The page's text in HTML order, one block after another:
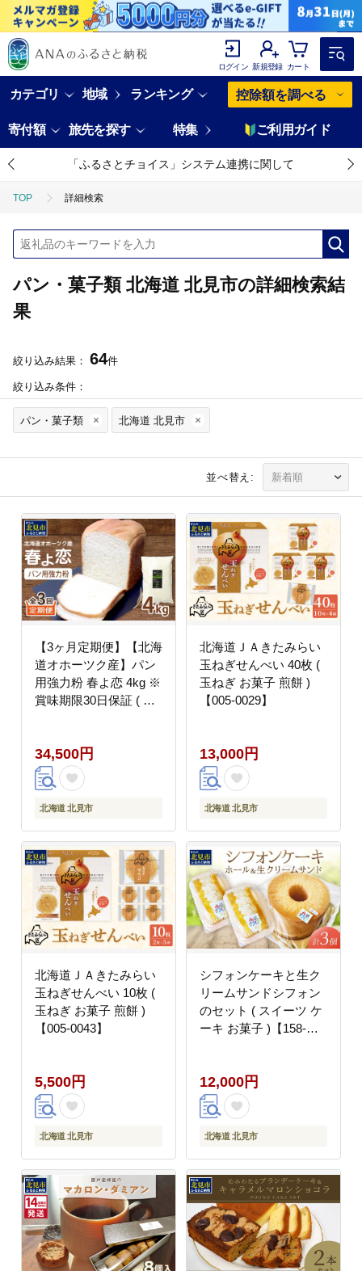
ログイン 新規登録 カート
カテゴリ 地域 ランキング 控除額を調べる
寄付額 旅先を探す 特集 ご利用ガイド
「ふるさとチョイス」システム連携に関して
TOP 詳細検索
パン・菓子類 北海道 北見市の詳細検索結
果
絞り込み結果： 64件
絞り込み条件：
パン・菓子類 北海道 北見市
並べ替え:
【3ヶ月定期便】【北海
道オホーツク産】パン
用強力粉 春よ恋 4kg ※
賞味期限30日保証 ( パ
【999-0251】
34,500円
北海道 北見市
北海道ＪＡきたみらい
玉ねぎせんべい 40枚 (
玉ねぎ お菓子 煎餅 )
【005-0029】
13,000円
北海道 北見市
北海道ＪＡきたみらい
玉ねぎせんべい 10枚 (
玉ねぎ お菓子 煎餅 )
【005-0043】
5,500円
北海道 北見市
シフォンケーキと生ク
リームサンドシフォン
のセット ( スイーツ ケ
ーキ お菓子 )【158-
12,000円
北海道 北見市